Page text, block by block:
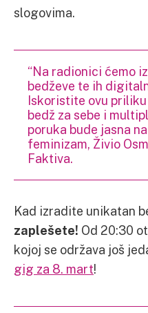
slogovima.
“Na radionici ćemo
bedževe te ih
Iskoristite ovu
bedž za sebe i
poruka bude jasna
feminizam, Živio
Faktiva.
Kad izradite unikatan
zaplešete! Od 20:30
kojoj se održava još
gig za 8. mart!